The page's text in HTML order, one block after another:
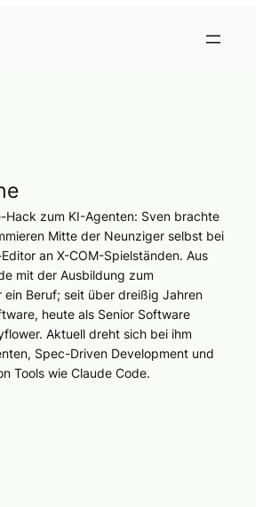
Hack zum KI-Agenten: Sven brachte
Mitte der Neunziger selbst bei
an X-COM-Spielständen. Aus
mit der Ausbildung zum
ein Beruf; seit über dreißig Jahren
heute als Senior Software
Aktuell dreht sich bei ihm
Spec-Driven Development und
Tools wie Claude Code.